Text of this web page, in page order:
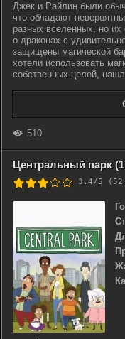
Джек и Райлин были
что обладают
разных вселенных, но
о драконах с
защищены магической
хотели использовать
собственных целей,
510
Центральный парк
3.4/5 (52